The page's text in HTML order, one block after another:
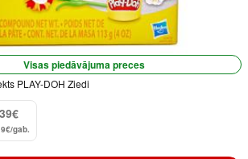
Visas piedāvājuma preces
PLAY-DOH Ziedi
39€
gab.